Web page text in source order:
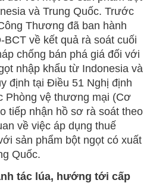
và Trung Quốc. Trước
Thương đã ban hành
về kết quả rà soát cuối
chống bán phá giá đối với
nhập khẩu từ Indonesia và
định tại Điều 51 Nghị định
Phòng vệ thương mại (Cơ
tiếp nhận hồ sơ rà soát theo
về việc áp dụng thuế
sản phẩm bột ngọt có xuất
Quốc.
tác lúa, hướng tới cấp